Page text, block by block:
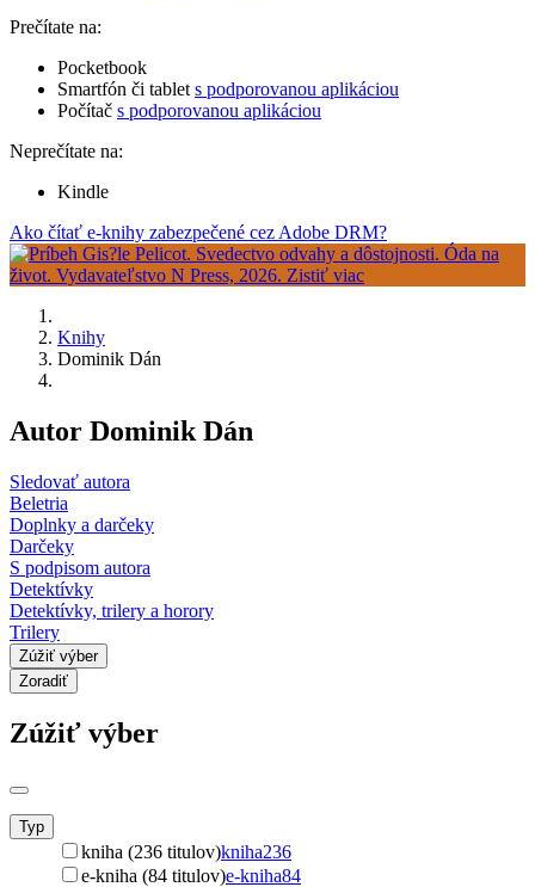
Prečítate na:
Pocketbook
Smartfón či tablet s podporovanou aplikáciou
Počítač s podporovanou aplikáciou
Neprečítate na:
Kindle
Ako čítať e-knihy zabezpečené cez Adobe DRM?
Knihy
Dominik Dán
Autor Dominik Dán
Sledovať autora
Beletria
Doplnky a darčeky
Darčeky
S podpisom autora
Detektívky
Detektívky, trilery a horory
Trilery
Zúžiť výber
Zoradiť
Zúžiť výber
Typ
kniha (236 titulov)kniha236
e-kniha (84 titulov)e-kniha84